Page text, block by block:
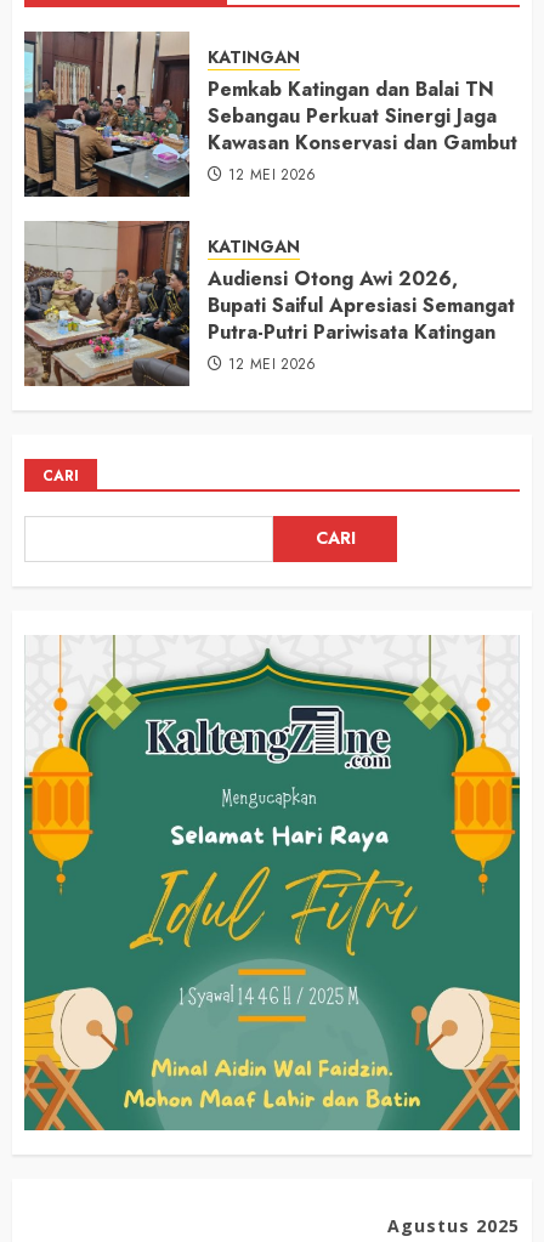
KATINGAN
Pemkab Katingan dan Balai TN
Sebangau Perkuat Sinergi Jaga
Kawasan Konservasi dan Gambut
12 MEI 2026
KATINGAN
Audiensi Otong Awi 2026,
Bupati Saiful Apresiasi Semangat
Putra-Putri Pariwisata Katingan
12 MEI 2026
CARI
CARI
Agustus 2025